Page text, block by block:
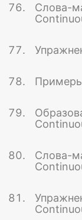
Слова-
Слова-